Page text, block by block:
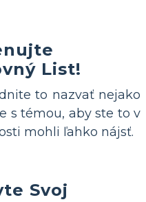
List!
to nazvať nejako
s témou, aby ste to v
mohli ľahko nájsť.
Svoj